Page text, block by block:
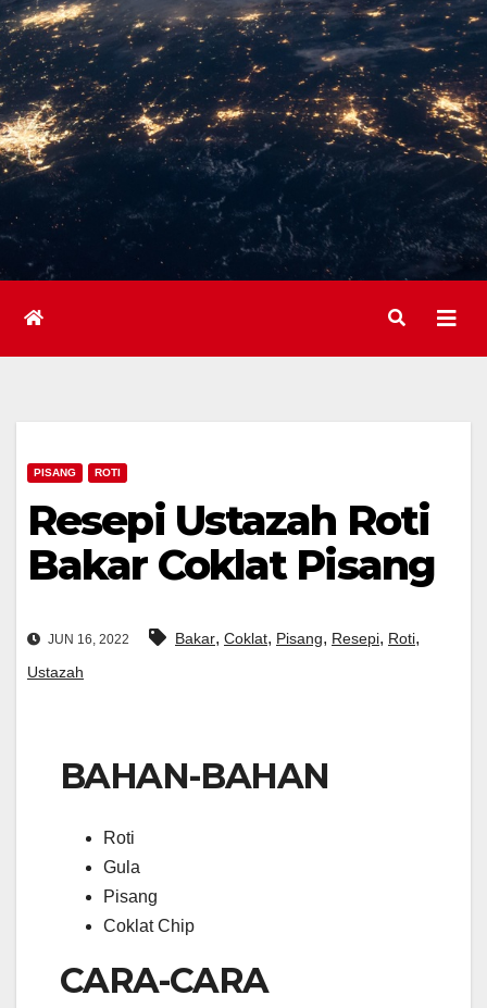
PISANG ROTI
Resepi Ustazah Roti
Bakar Coklat Pisang
JUN 16, 2022 Bakar, Coklat, Pisang, Resepi, Roti,
Ustazah
BAHAN-BAHAN
Roti
Gula
Pisang
Coklat Chip
CARA-CARA